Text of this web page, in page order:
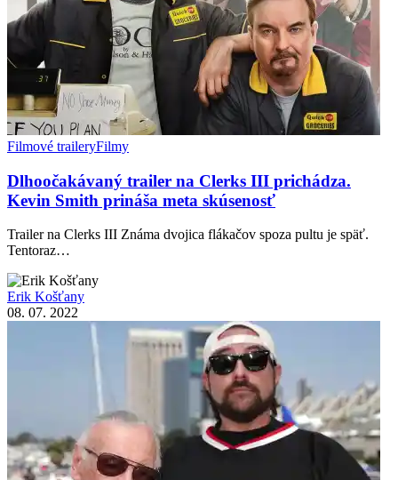
Filmové traileryFilmy
Dlhoočakávaný trailer na Clerks III prichádza.
Kevin Smith prináša meta skúsenosť
Trailer na Clerks III Známa dvojica flákačov spoza pultu je späť.
Tentoraz…
Erik Košťany
08. 07. 2022